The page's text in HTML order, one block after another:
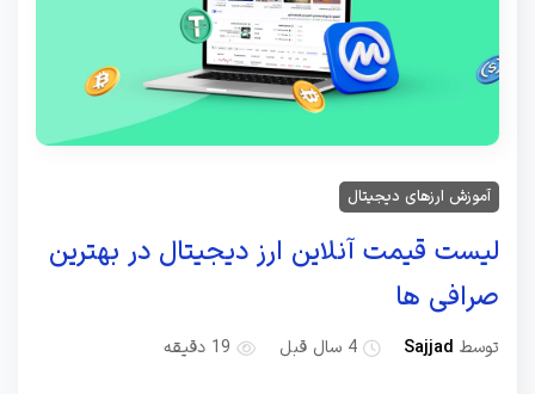
آموزش ارزهای دیجیتال
لیست قیمت آنلاین ارز دیجیتال در بهترین
صرافی ها
توسط Sajjad 4 سال قبل 19 دقیقه